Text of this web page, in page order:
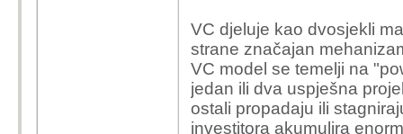
VC djeluje kao dvosjekli
strane značajan
VC model se temelji na
jedan ili dva uspješna
ostali propadaju ili
investitora akumulira